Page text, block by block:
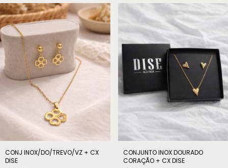
CONJ INOX/DO/TREVO/VZ + CX
DISE
CONJUNTO INOX DOURADO
CORAÇÃO + CX DISE